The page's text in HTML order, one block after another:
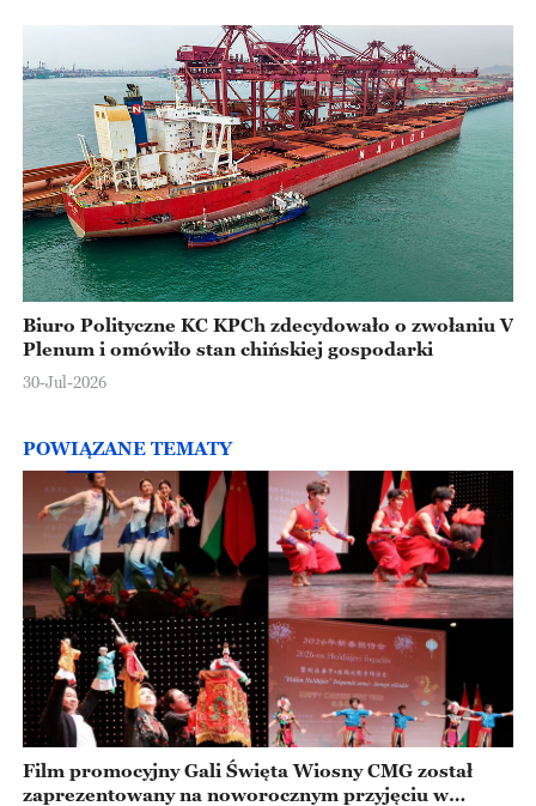
Biuro Polityczne KC KPCh zdecydowało o zwołaniu V
Plenum i omówiło stan chińskiej gospodarki
30-Jul-2026
POWIĄZANE TEMATY
Film promocyjny Gali Święta Wiosny CMG został
zaprezentowany na noworocznym przyjęciu w